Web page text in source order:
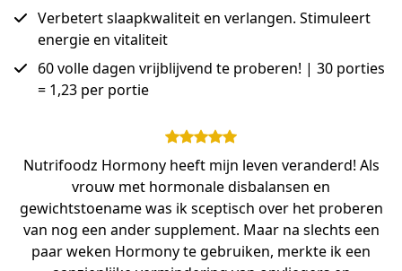
Verbetert slaapkwaliteit en verlangen. Stimuleert
energie en vitaliteit
60 volle dagen vrijblijvend te proberen! | 30 porties
= 1,23 per portie
Nutrifoodz Hormony heeft mijn leven veranderd! Als
vrouw met hormonale disbalansen en
gewichtstoename was ik sceptisch over het proberen
van nog een ander supplement. Maar na slechts een
paar weken Hormony te gebruiken, merkte ik een